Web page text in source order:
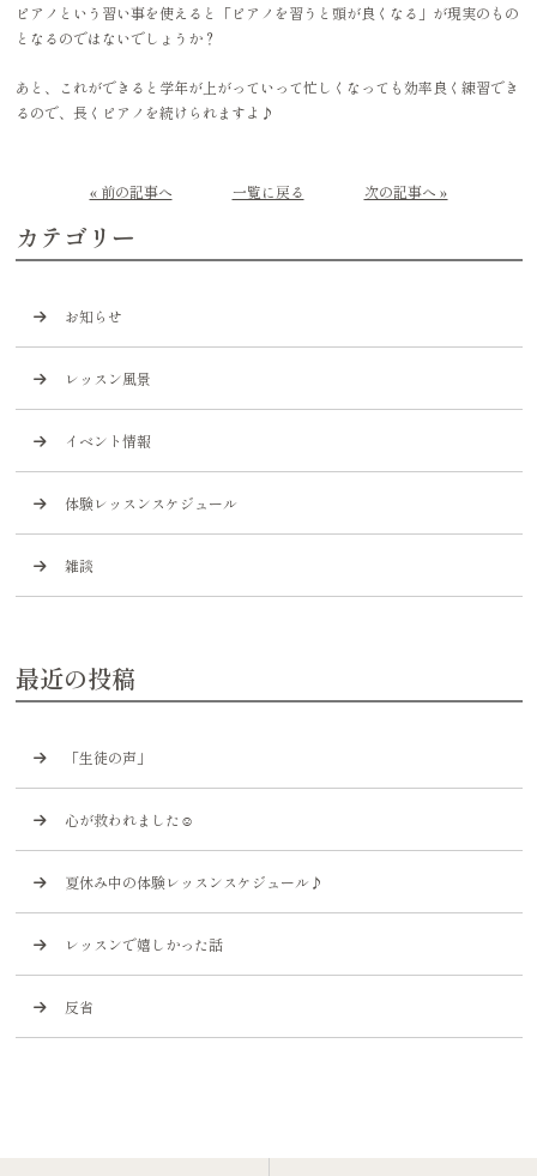
ピアノという習い事を使えると「ピアノを習うと頭が良くなる」が現実のもの
となるのではないでしょうか？
あと、これができると学年が上がっていって忙しくなっても効率良く練習でき
るので、長くピアノを続けられますよ♪
« 前の記事へ 一覧に戻る 次の記事へ »
カテゴリー
お知らせ
レッスン風景
イベント情報
体験レッスンスケジュール
雑談
最近の投稿
「生徒の声」
心が救われました☺️
夏休み中の体験レッスンスケジュール♪
レッスンで嬉しかった話
反省